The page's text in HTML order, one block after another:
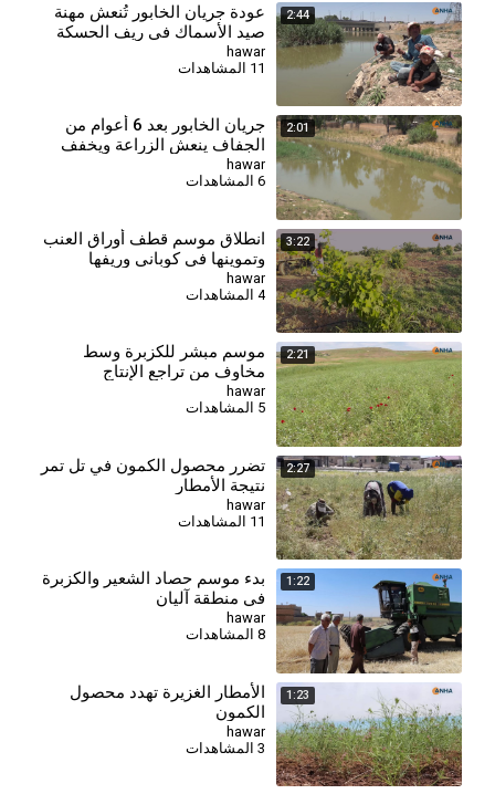
2:44
عودة جريان الخابور تُنعش مهنة
صيد الأسماك في ريف الحسكة
hawar
11 المشاهدات
2:01
جريان الخابور بعد 6 أعوام من
الجفاف ينعش الزراعة ويخفف
الأعباء البيئية
hawar
6 المشاهدات
3:22
انطلاق موسم قطف أوراق العنب
وتموينها في كوباني وريفها
hawar
4 المشاهدات
2:21
⁣موسم مبشر للكزبرة وسط
مخاوف من تراجع الإنتاج
hawar
5 المشاهدات
2:27
⁣تضرر محصول الكمون في تل تمر
نتيجة الأمطار
hawar
11 المشاهدات
1:22
بدء موسم حصاد الشعير والكزبرة
في منطقة آليان
hawar
8 المشاهدات
1:23
الأمطار الغزيرة تهدد محصول
الكمون
hawar
3 المشاهدات